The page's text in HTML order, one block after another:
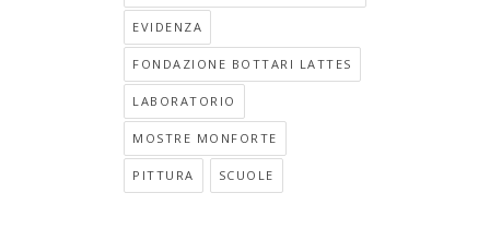
EVIDENZA
FONDAZIONE BOTTARI LATTES
LABORATORIO
MOSTRE MONFORTE
PITTURA SCUOLE